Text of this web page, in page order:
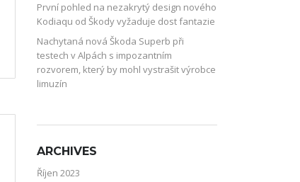
První pohled na nezakrytý design nového
Kodiaqu od Škody vyžaduje dost fantazie
Nachytaná nová Škoda Superb při
testech v Alpách s impozantním
rozvorem, který by mohl vystrašit výrobce
limuzín
ARCHIVES
Říjen 2023